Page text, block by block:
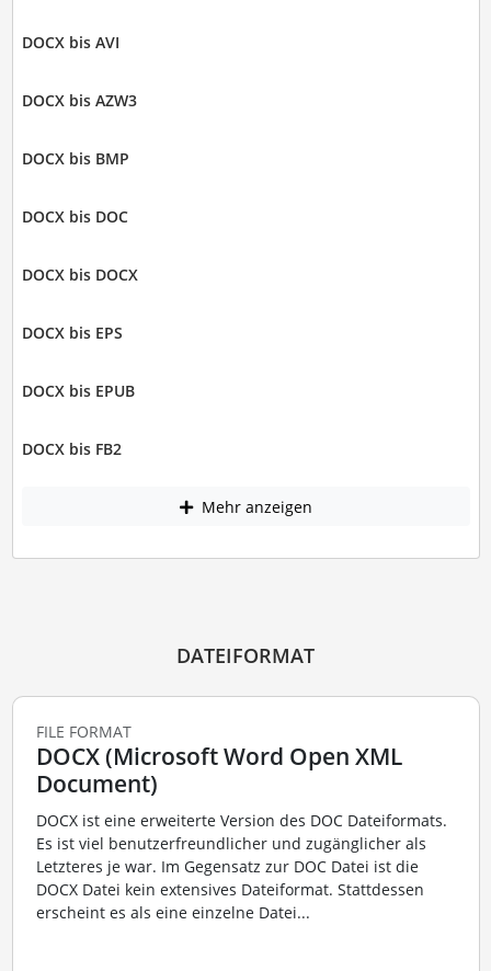
DOCX bis AVI
DOCX bis AZW3
DOCX bis BMP
DOCX bis DOC
DOCX bis DOCX
DOCX bis EPS
DOCX bis EPUB
DOCX bis FB2
Mehr anzeigen
DATEIFORMAT
FILE FORMAT
DOCX (Microsoft Word Open XML
Document)
DOCX ist eine erweiterte Version des DOC Dateiformats.
Es ist viel benutzerfreundlicher und zugänglicher als
Letzteres je war. Im Gegensatz zur DOC Datei ist die
DOCX Datei kein extensives Dateiformat. Stattdessen
erscheint es als eine einzelne Datei...